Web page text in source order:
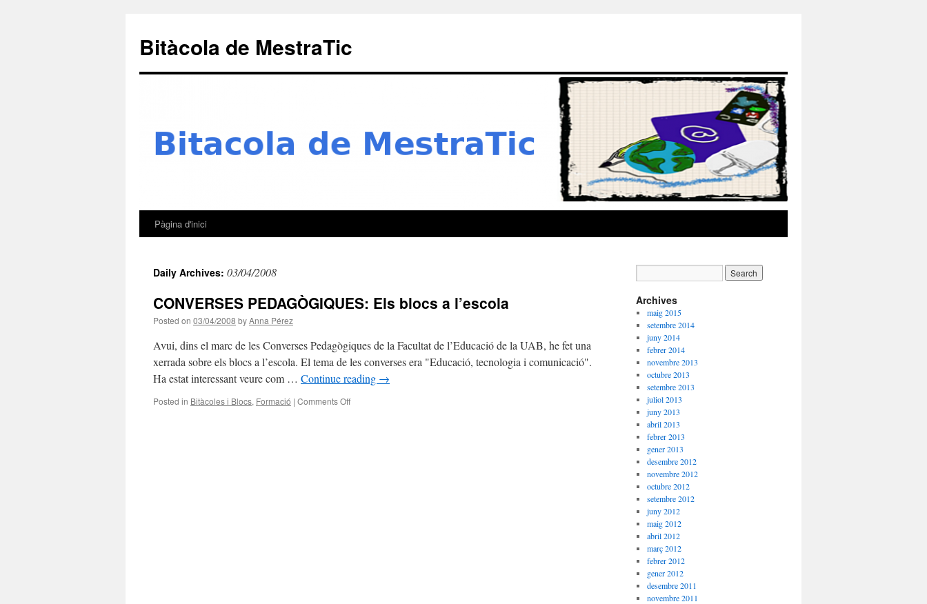
content
Bitàcola de MestraTic
Pàgina d'inici
Daily Archives: 03/04/2008
CONVERSES PEDAGÒGIQUES: Els blocs a l’escola
Posted on 03/04/2008 byAnna Pérez
Avui, dins el marc de les Converses Pedagògiques de la Facultat de l’Educació de la UAB, he fet una
xerrada sobre els blocs a l’escola. El tema de les converses era "Educació, tecnologia i comunicació".
Ha estat interessant veure com … Continue reading →
Posted in Bitàcoles i Blocs, Formació | Comments Offon
Archives
maig 2015
setembre 2014
juny 2014
febrer 2014
novembre 2013
octubre 2013
setembre 2013
juliol 2013
juny 2013
abril 2013
febrer 2013
gener 2013
desembre 2012
novembre 2012
octubre 2012
setembre 2012
juny 2012
maig 2012
abril 2012
març 2012
febrer 2012
gener 2012
desembre 2011
novembre 2011